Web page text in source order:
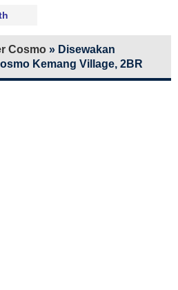
Cosmo » Disewakan
Kemang Village, 2BR